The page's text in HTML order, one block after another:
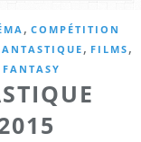
, COMPÉTITION
, FILMS ,